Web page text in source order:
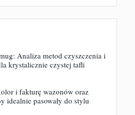
Analiza metod czyszczenia i
krystalicznie czystej tafli
i fakturę wazonów oraz
idealnie pasowały do stylu